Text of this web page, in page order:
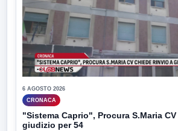
6 AGOSTO 2026
CRONACA
"Sistema Caprio", Procura S.Maria
giudizio per 54